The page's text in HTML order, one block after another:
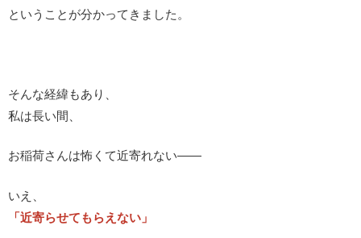
ということが分かってきました。
そんな経緯もあり、
私は長い間、
お稲荷さんは怖くて近寄れない――
いえ、
「近寄らせてもらえない」